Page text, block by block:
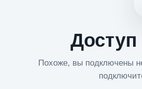
Доступ
Похоже, вы подключены